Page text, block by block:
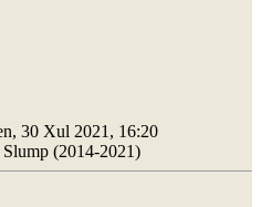
30 Xul 2021, 16:20
(2014-2021)